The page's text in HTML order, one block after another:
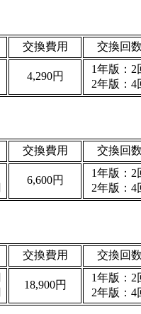
交換費用 交換回
4,290円
1年版：2
2年版：4
交換費用 交換回
6,600円
1年版：2
2年版：4
交換費用 交換回
18,900円
1年版：2
2年版：4